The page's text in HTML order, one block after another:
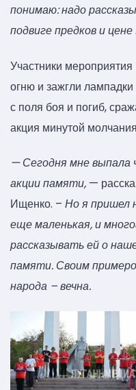
понимаю: надо
подвиге предков и
Участники
огню и зажгли лампадки
с поля боя и погиб,
акция минутой
— Сегодня мне выпала
акции памяти, —
Ищенко. – Но я пришел
еще маленькая, и
рассказывать ей о
памяти. Своим
народа – вечна.